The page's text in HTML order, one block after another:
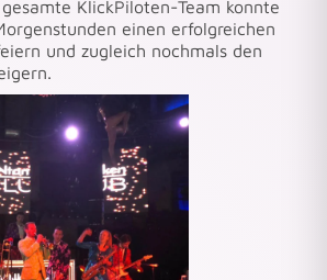
KlickPiloten-Team konnte
einen erfolgreichen
und zugleich nochmals den